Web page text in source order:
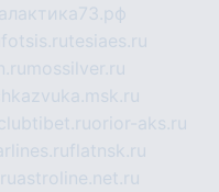
галактика73.рф
fotsis.rutesiaes.ru
mossilver.ru
orior-aks.ru
flatnsk.ru
astroline.net.ru